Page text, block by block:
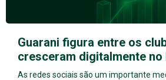
Guarani figura entre os
cresceram digitalmente no
As redes sociais são um importante